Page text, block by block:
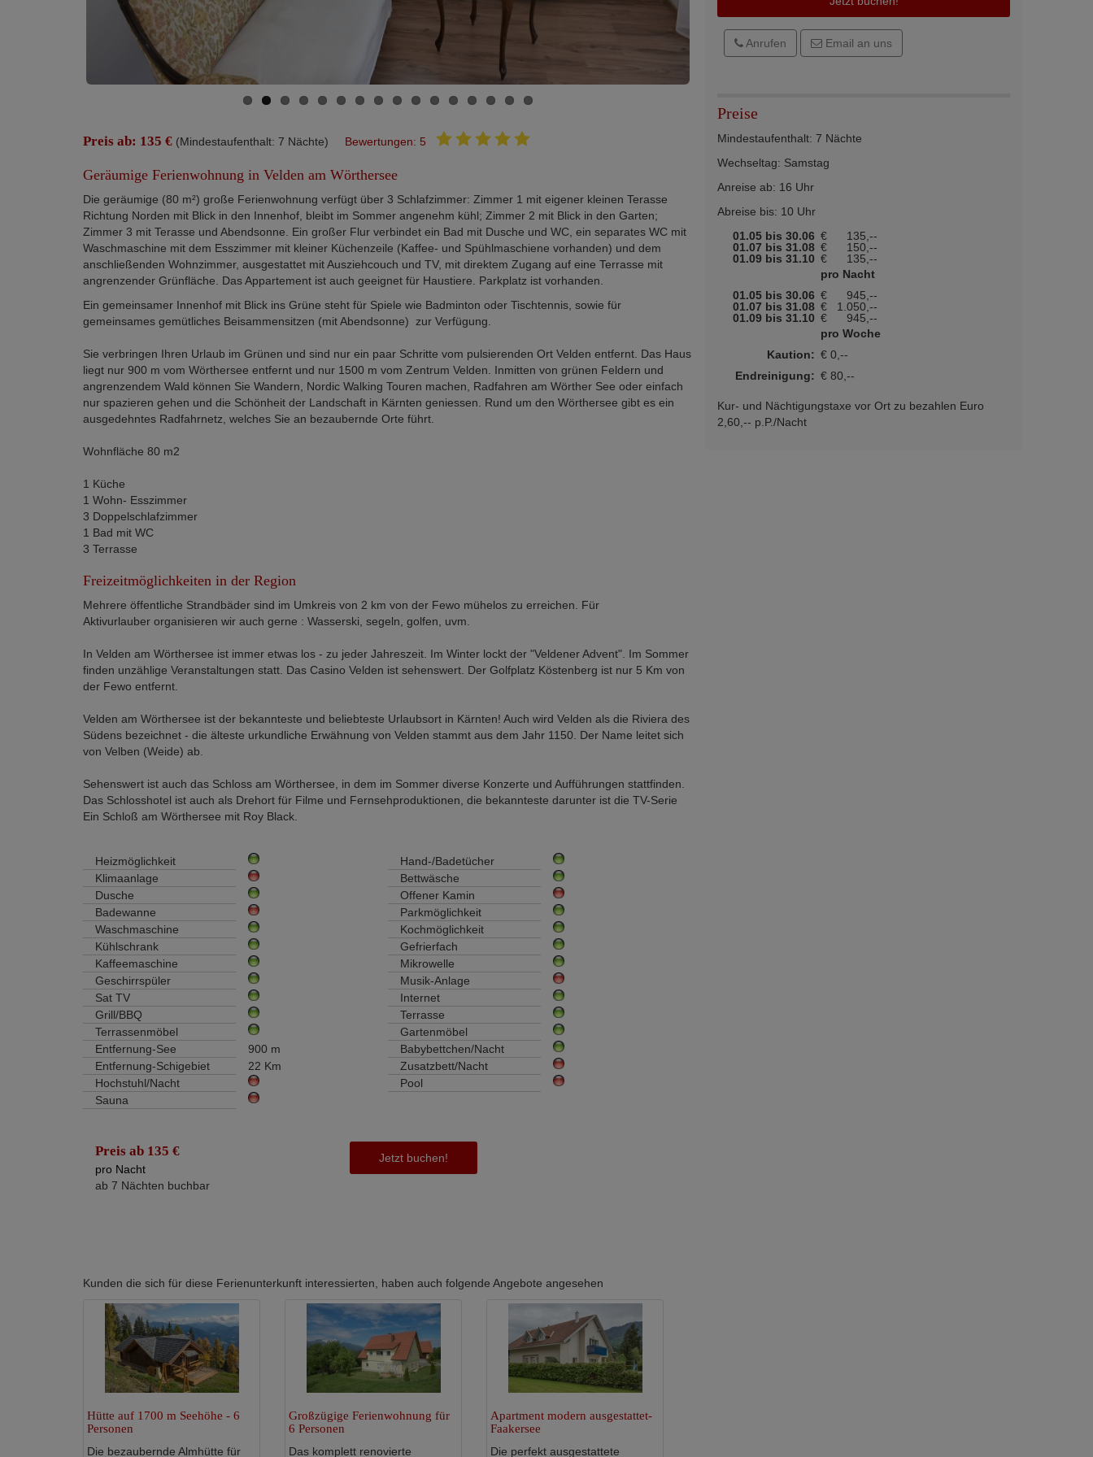
Preis ab: 135 € (Mindestaufenthalt: 7 Nächte) Bewertungen: 5
Geräumige Ferienwohnung in Velden am Wörthersee
Die geräumige (80 m²) große Ferienwohnung verfügt über 3 Schlafzimmer: Zimmer 1 mit eigener kleinen Terasse
Richtung Norden mit Blick in den Innenhof, bleibt im Sommer angenehm kühl; Zimmer 2 mit Blick in den Garten;
Zimmer 3 mit Terasse und Abendsonne. Ein großer Flur verbindet ein Bad mit Dusche und WC, ein separates WC mit
Waschmaschine mit dem Esszimmer mit kleiner Küchenzeile (Kaffee- und Spühlmaschiene vorhanden) und dem
anschließenden Wohnzimmer, ausgestattet mit Ausziehcouch und TV, mit direktem Zugang auf eine Terrasse mit
angrenzender Grünfläche. Das Appartement ist auch geeignet für Haustiere. Parkplatz ist vorhanden.
Ein gemeinsamer Innenhof mit Blick ins Grüne steht für Spiele wie Badminton oder Tischtennis, sowie für
gemeinsames gemütliches Beisammensitzen (mit Abendsonne) zur Verfügung.
Sie verbringen Ihren Urlaub im Grünen und sind nur ein paar Schritte vom pulsierenden Ort Velden entfernt. Das Haus
liegt nur 900 m vom Wörthersee entfernt und nur 1500 m vom Zentrum Velden. Inmitten von grünen Feldern und
angrenzendem Wald können Sie Wandern, Nordic Walking Touren machen, Radfahren am Wörther See oder einfach
nur spazieren gehen und die Schönheit der Landschaft in Kärnten geniessen. Rund um den Wörthersee gibt es ein
ausgedehntes Radfahrnetz, welches Sie an bezaubernde Orte führt.
Wohnfläche 80 m2
1 Küche
1 Wohn- Esszimmer
3 Doppelschlafzimmer
1 Bad mit WC
3 Terrasse
Freizeitmöglichkeiten in der Region
Mehrere öffentliche Strandbäder sind im Umkreis von 2 km von der Fewo mühelos zu erreichen. Für
Aktivurlauber organisieren wir auch gerne : Wasserski, segeln, golfen, uvm.
In Velden am Wörthersee ist immer etwas los - zu jeder Jahreszeit. Im Winter lockt der "Veldener Advent". Im Sommer
finden unzählige Veranstaltungen statt. Das Casino Velden ist sehenswert. Der Golfplatz Köstenberg ist nur 5 Km von
der Fewo entfernt.
Velden am Wörthersee ist der bekannteste und beliebteste Urlaubsort in Kärnten! Auch wird Velden als die Riviera des
Südens bezeichnet - die älteste urkundliche Erwähnung von Velden stammt aus dem Jahr 1150. Der Name leitet sich
von Velben (Weide) ab.
Sehenswert ist auch das Schloss am Wörthersee, in dem im Sommer diverse Konzerte und Aufführungen stattfinden.
Das Schlosshotel ist auch als Drehort für Filme und Fernsehproduktionen, die bekannteste darunter ist die TV-Serie
Ein Schloß am Wörthersee mit Roy Black.
Heizmöglichkeit
Hand-/Badetücher
Klimaanlage
Bettwäsche
Dusche
Offener Kamin
Badewanne
Parkmöglichkeit
Waschmaschine
Kochmöglichkeit
Kühlschrank
Gefrierfach
Kaffeemaschine
Mikrowelle
Geschirrspüler
Musik-Anlage
Sat TV
Internet
Grill/BBQ
Terrasse
Terrassenmöbel
Gartenmöbel
Entfernung-See
900 m
Babybettchen/Nacht
Entfernung-Schigebiet
22 Km
Zusatzbett/Nacht
Hochstuhl/Nacht
Pool
Sauna
Preis ab 135 €
pro Nacht
ab 7 Nächten buchbar
Jetzt buchen!
Anrufen Email an uns
Preise
Mindestaufenthalt: 7 Nächte
Wechseltag: Samstag
Anreise ab: 16 Uhr
Abreise bis: 10 Uhr
01.05 bis 30.06 €
135,--
01.07 bis 31.08 €
150,--
01.09 bis 31.10 €
135,--
pro Nacht
01.05 bis 30.06 €
945,--
01.07 bis 31.08 €
1.050,--
01.09 bis 31.10 €
945,--
pro Woche
Kaution: € 0,--
Endreinigung: € 80,--
Kur- und Nächtigungstaxe vor Ort zu bezahlen Euro
2,60,-- p.P./Nacht
Kunden die sich für diese Ferienunterkunft interessierten, haben auch folgende Angebote angesehen
Hütte auf 1700 m Seehöhe - 6
Personen
Die bezaubernde Almhütte für
Großzügige Ferienwohnung für
6 Personen
Das komplett renovierte
Apartment modern ausgestattet-
Faakersee
Die perfekt ausgestattete